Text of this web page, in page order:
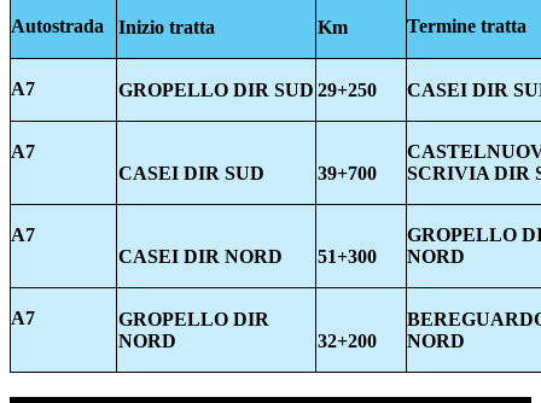
Autostrada Inizio tratta Km Termine tratta
A7 GROPELLO DIR SUD 29+250 CASEI DIR
A7
CASEI DIR SUD
39+700
SCRIVIA DIR
A7
CASEI DIR NORD
51+300
GROPELLO
NORD
A7
GROPELLO DIR
NORD
32+200
NORD